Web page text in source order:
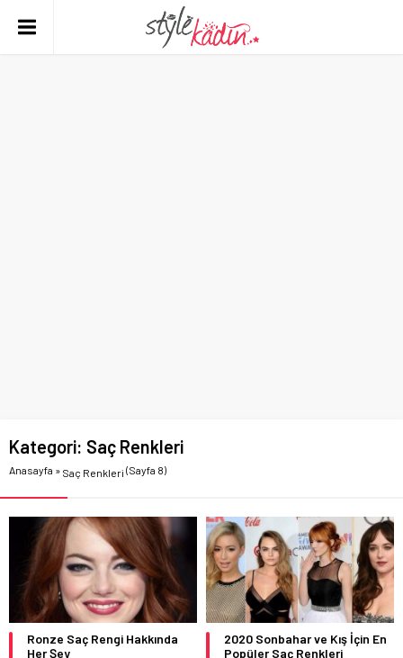
Kategori: Saç Renkleri
Anasayfa » Saç Renkleri (Sayfa 8)
Ronze Saç Rengi Hakkında
Her Şey
2020 Sonbahar ve Kış İçin En
Popüler Saç Renkleri